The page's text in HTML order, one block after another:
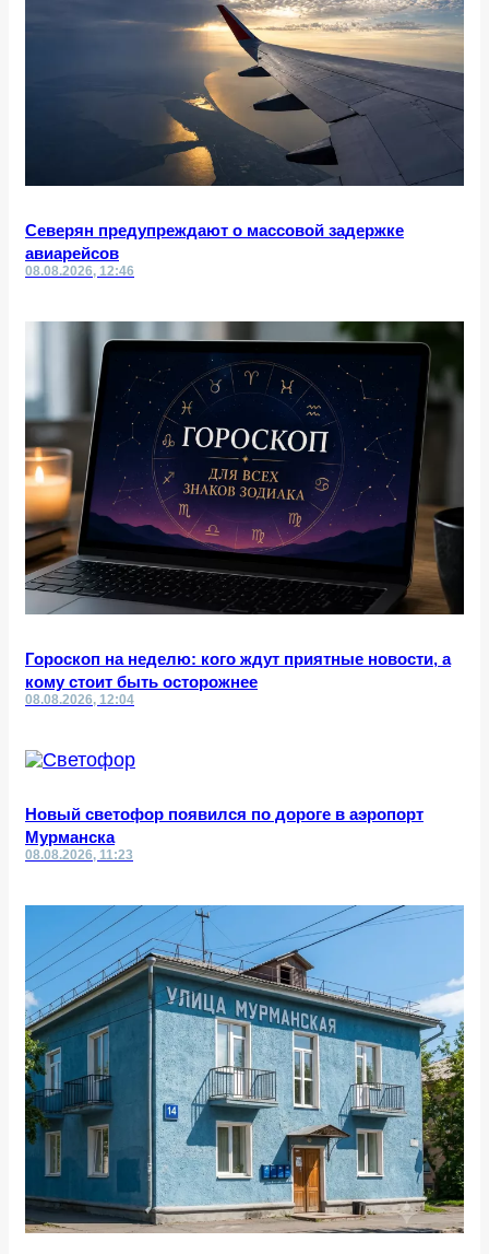
Северян предупреждают о массовой задержке
авиарейсов
08.08.2026, 12:46
Гороскоп на неделю: кого ждут приятные новости, а
кому стоит быть осторожнее
08.08.2026, 12:04
Новый светофор появился по дороге в аэропорт
Мурманска
08.08.2026, 11:23